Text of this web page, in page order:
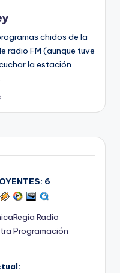
chidos de la
radio FM (aunque tuve
la estación
OYENTES: 6
Radio
Programación